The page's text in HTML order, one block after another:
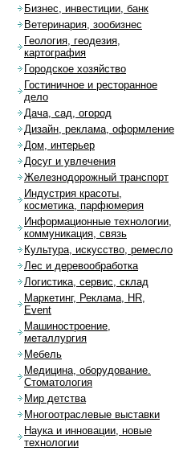
Бизнес, инвестиции, банк
Ветеринария, зообизнес
Геология, геодезия,
картография
Городское хозяйство
Гостиничное и ресторанное
дело
Дача, сад, огород
Дизайн, реклама, оформление
Дом, интерьер
Досуг и увлечения
Железнодорожный транспорт
Индустрия красоты,
косметика, парфюмерия
Информационные технологии,
коммуникация, связь
Культура, искусство, ремесло
Лес и деревообработка
Логистика, сервис, склад
Маркетинг, Реклама, HR,
Event
Машиностроение,
металлургия
Мебель
Медицина, оборудование.
Стоматология
Мир детства
Многоотраслевые выставки
Наука и инновации, новые
технологии